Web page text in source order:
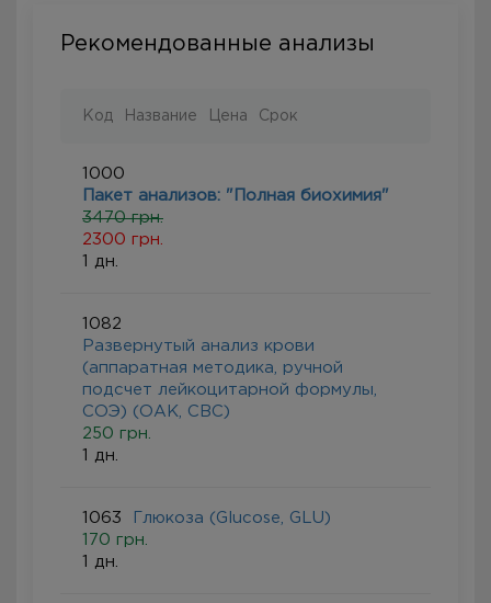
Рекомендованные анализы
Код Название Цена Срок
1000
Пакет анализов: "Полная биохимия"
3470 грн.
2300 грн.
1 дн.
1082
Развернутый анализ крови
(аппаратная методика, ручной
подсчет лейкоцитарной формулы,
СОЭ) (ОАК, CBC)
250 грн.
1 дн.
1063
Глюкоза (Glucose, GLU)
170 грн.
1 дн.